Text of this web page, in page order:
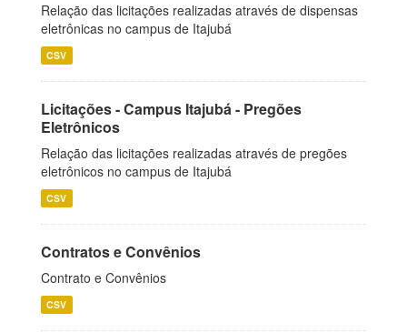
Relação das licitações realizadas através de dispensas
eletrônicas no campus de Itajubá
CSV
Licitações - Campus Itajubá - Pregões
Eletrônicos
Relação das licitações realizadas através de pregões
eletrônicos no campus de Itajubá
CSV
Contratos e Convênios
Contrato e Convênios
CSV